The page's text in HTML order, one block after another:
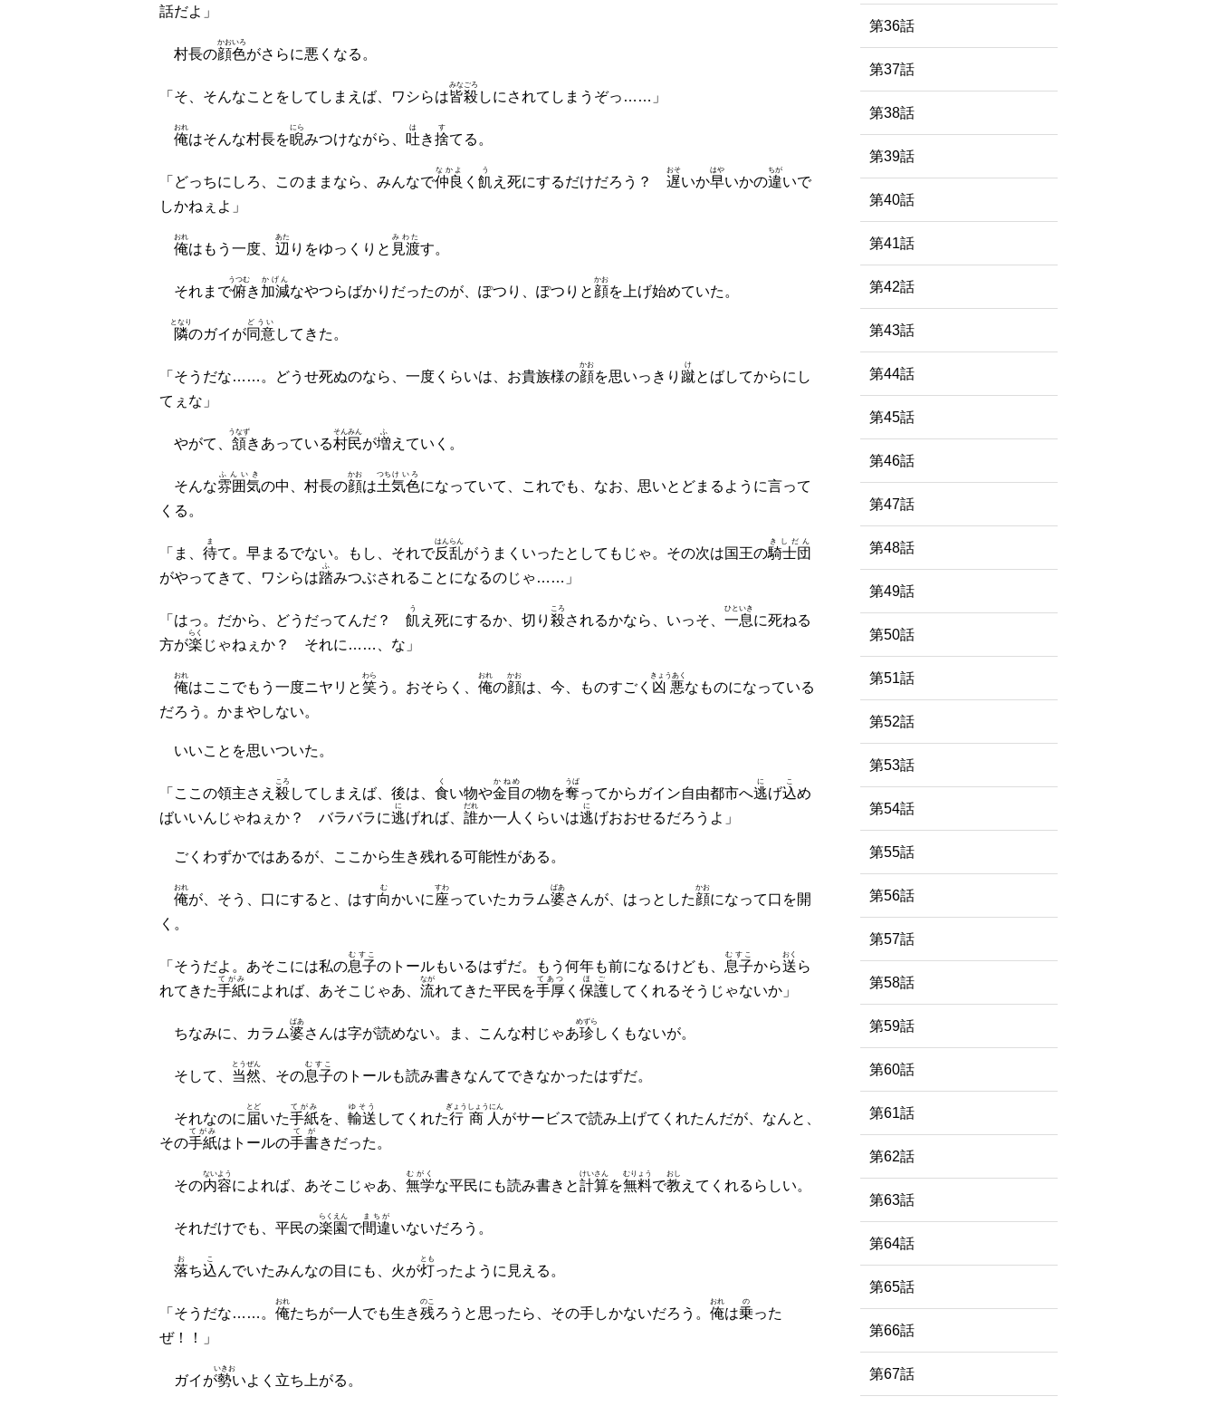
話だよ」
村長の顔色
かおいろ
がさらに悪くなる。
「そ、そんなことをしてしまえば、ワシらは皆殺
みなごろ
しにされてしまうぞっ……」
俺
おれ
はそんな村長を睨
にら
みつけながら、 吐
は
き捨
す
てる。
「どっちにしろ、このままなら、みんなで仲良
なかよ
く 飢
う
え死にするだけだろう？ 遅
おそ
いか早
はや
いかの違
ちが
いで
しかねぇよ」
俺
おれ
はもう一度、 辺
あた
りをゆっくりと 見渡
みわた
す。
それまで俯
うつむ
き 加減
かげん
なやつらばかりだったのが、ぽつり、ぽつりと 顔
かお
を上げ始めていた。
隣
となり
のガイが同意
どうい
してきた。
「そうだな……。どうせ死ぬのなら、一度くらいは、お貴族様の顔
かお
を思いっきり 蹴
け
とばしてからにし
てぇな」
やがて、 頷
うなず
きあっている村民
そんみん
が増
ふ
えていく。
そんな雰囲気
ふんいき
の中、村長の顔
かお
は土
つち
気色
けいろ
になっていて、これでも、なお、思いとどまるように言って
くる。
「ま、 待
ま
て。早まるでない。もし、それで反乱
はんらん
がうまくいったとしてもじゃ。その次は国王の騎士団
きしだん
がやってきて、ワシらは踏
ふ
みつぶされることになるのじゃ……」
「はっ。だから、どうだってんだ？ 飢
う
え死にするか、切り 殺
ころ
されるかなら、いっそ、 一息
ひといき
に死ねる
方が楽
らく
じゃねぇか？ それに……、な」
俺
おれ
はここでもう一度ニヤリと笑
わら
う。おそらく、 俺
おれ
の顔
かお
は、今、ものすごく 凶悪
きょうあく
なものになっている
だろう。かまやしない。
いいことを思いついた。
「ここの領主さえ 殺
ころ
してしまえば、後は、 食
く
い物や金目
かねめ
の物を奪
うば
ってからガイン自由都市へ逃
に
げ込
こ
め
ばいいんじゃねぇか？ バラバラに逃
に
げれば、 誰
だれ
か一人くらいは逃
に
げおおせるだろうよ」
ごくわずかではあるが、ここから生き残れる可能性がある。
俺
おれ
が、そう、口にすると、はす向
む
かいに 座
すわ
っていたカラム婆
ばあ
さんが、はっとした顔
かお
になって口を開
く。
「そうだよ。あそこには私の息子
むすこ
のトールもいるはずだ。もう何年も前になるけども、 息子
むすこ
から送
おく
ら
れてきた手紙
てがみ
によれば、あそこじゃあ、 流
なが
れてきた平民を手厚
てあつ
く 保護
ほご
してくれるそうじゃないか」
ちなみに、カラム婆
ばあ
さんは字が読めない。ま、こんな村じゃあ珍
めずら
しくもないが。
そして、 当然
とうぜん
、その息子
むすこ
のトールも読み書きなんてできなかったはずだ。
それなのに 届
とど
いた手紙
てがみ
を、 輸送
ゆそう
してくれた行
ぎょう
商人
しょうにん
がサービスで読み上げてくれたんだが、なんと、
その手紙
てがみ
はトールの手書
てが
きだった。
その内容
ないよう
によれば、あそこじゃあ、 無学
むがく
な平民にも読み書きと計算
けいさん
を無料
むりょう
で教
おし
えてくれるらしい。
それだけでも、平民の楽園
らくえん
で間違
まちが
いないだろう。
落
お
ち込
こ
んでいたみんなの目にも、火が灯
とも
ったように見える。
「そうだな……。 俺
おれ
たちが一人でも生き残
のこ
ろうと思ったら、その手しかないだろう。 俺
おれ
は乗
の
った
ぜ！！」
ガイが勢
いきお
いよく立ち上がる。
第36話
第37話
第38話
第39話
第40話
第41話
第42話
第43話
第44話
第45話
第46話
第47話
第48話
第49話
第50話
第51話
第52話
第53話
第54話
第55話
第56話
第57話
第58話
第59話
第60話
第61話
第62話
第63話
第64話
第65話
第66話
第67話